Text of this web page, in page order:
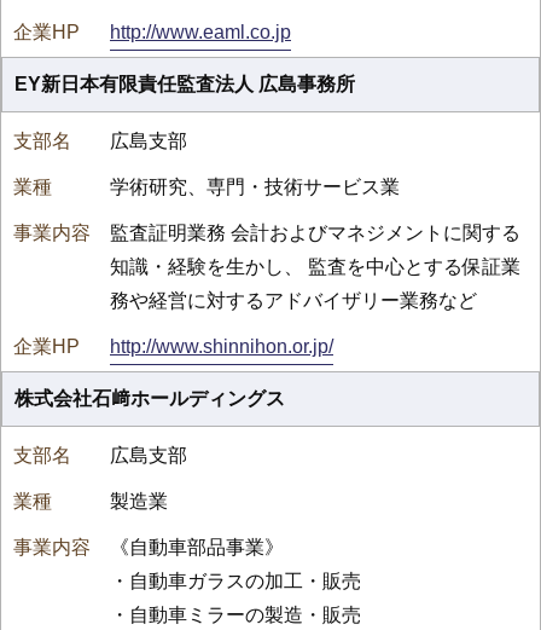
http://www.eaml.co.jp
EY新日本有限責任監査法人 広島事務所
広島支部
学術研究、専門・技術サービス業
監査証明業務 会計およびマネジメントに関する
知識・経験を生かし、 監査を中心とする保証業
務や経営に対するアドバイザリー業務など
http://www.shinnihon.or.jp/
株式会社石﨑ホールディングス
広島支部
製造業
《自動車部品事業》
・自動車ガラスの加工・販売
・自動車ミラーの製造・販売